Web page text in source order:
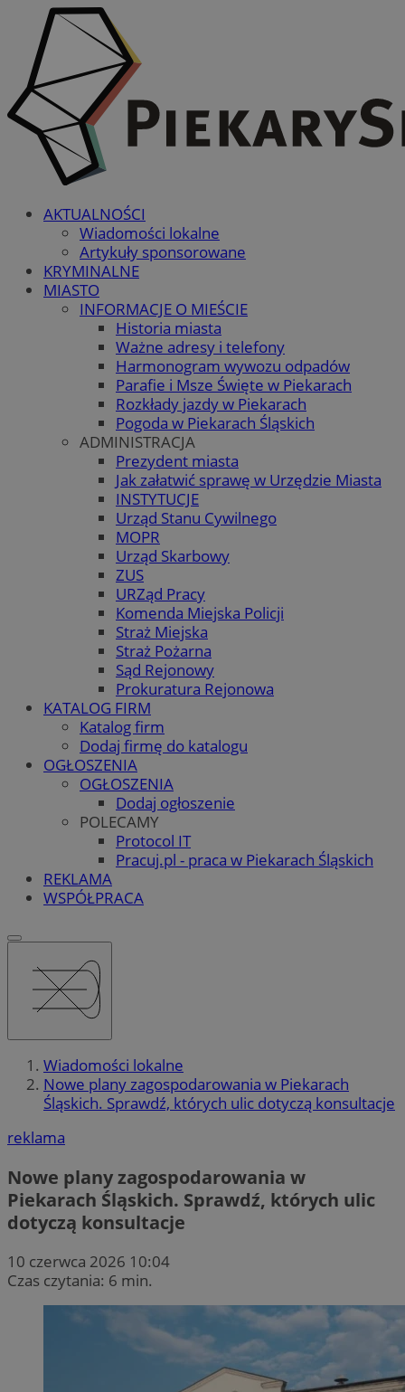
AKTUALNOŚCI
Wiadomości lokalne
Artykuły sponsorowane
KRYMINALNE
MIASTO
INFORMACJE O MIEŚCIE
Historia miasta
Ważne adresy i telefony
Harmonogram wywozu odpadów
Parafie i Msze Święte w Piekarach
Rozkłady jazdy w Piekarach
Pogoda w Piekarach Śląskich
ADMINISTRACJA
Prezydent miasta
Jak załatwić sprawę w Urzędzie Miasta
INSTYTUCJE
Urząd Stanu Cywilnego
MOPR
Urząd Skarbowy
ZUS
URZąd Pracy
Komenda Miejska Policji
Straż Miejska
Straż Pożarna
Sąd Rejonowy
Prokuratura Rejonowa
KATALOG FIRM
Katalog firm
Dodaj firmę do katalogu
OGŁOSZENIA
OGŁOSZENIA
Dodaj ogłoszenie
POLECAMY
Protocol IT
Pracuj.pl - praca w Piekarach Śląskich
REKLAMA
WSPÓŁPRACA
Wiadomości lokalne
Nowe plany zagospodarowania w Piekarach
Śląskich. Sprawdź, których ulic dotyczą konsultacje
reklama
Nowe plany zagospodarowania w
Piekarach Śląskich. Sprawdź, których ulic
dotyczą konsultacje
10 czerwca 2026 10:04
Czas czytania: 6 min.